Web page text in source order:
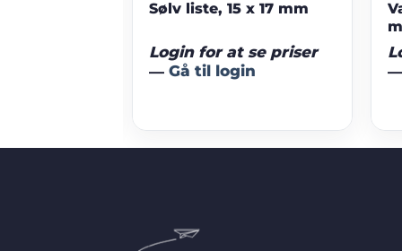
Sølv liste, 15 x 17 mm
Login for at se priser
— Gå til login